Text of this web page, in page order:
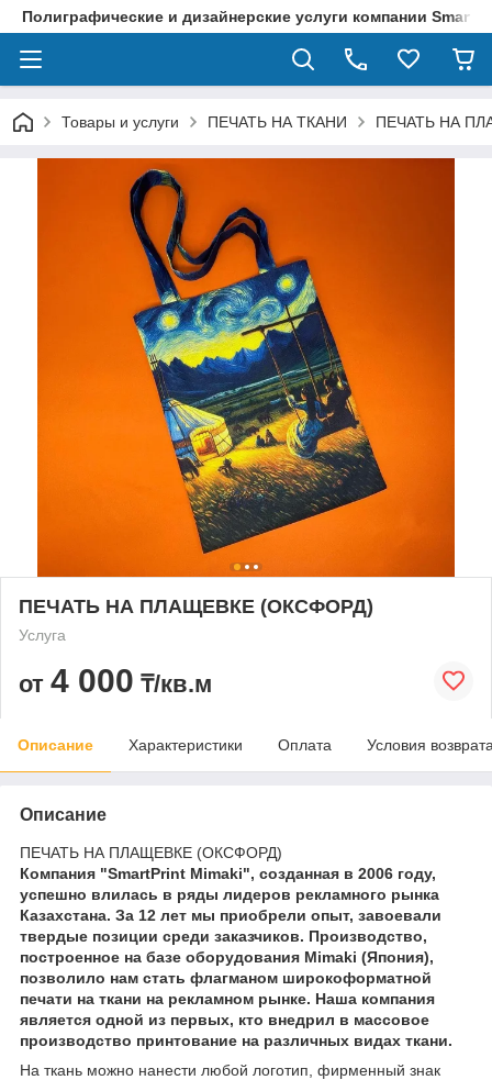
Полиграфические и дизайнерские услуги компании
Товары и услуги ПЕЧАТЬ НА ТКАНИ ПЕЧАТЬ НА
ПЕЧАТЬ НА ПЛАЩЕВКЕ (ОКСФОРД)
Услуга
от 4 000 ₸/кв.м
Описание Характеристики Оплата Условия
Описание
ПЕЧАТЬ НА ПЛАЩЕВКЕ (ОКСФОРД)
Компания "SmartPrint Mimaki", созданная в 2006 году,
успешно влилась в ряды лидеров рекламного рынка
Казахстана. За 12 лет мы приобрели опыт, завоевали
твердые позиции среди заказчиков. Производство,
построенное на базе оборудования Mimaki (Япония),
позволило нам стать флагманом широкоформатной
печати на ткани на рекламном рынке. Наша компания
является одной из первых, кто внедрил в массовое
производство принтование на различных видах ткани.
На ткань можно нанести любой логотип, фирменный знак